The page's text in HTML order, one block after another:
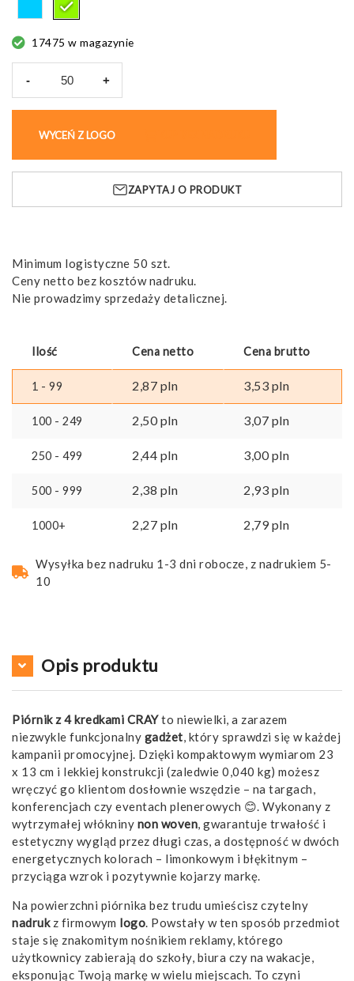
17475 w magazynie
-
kredkami
CRAY
+
WYCEŃ Z LOGO
ZAPYTAJ O PRODUKT
Minimum logistyczne 50 szt.
Ceny netto bez kosztów nadruku.
Nie prowadzimy sprzedaży detalicznej.
Ilość Cena netto Cena brutto
1 - 99 2,87 pln 3,53 pln
100 - 249 2,50pln 3,07 pln
250 - 499 2,44 pln 3,00pln
500 - 999 2,38 pln 2,93 pln
1000+ 2,27 pln 2,79pln
Wysyłka bez nadruku 1-3 dni robocze, z nadrukiem 5-
10
Opis produktu
Piórnik z 4 kredkami CRAYto niewielki, a zarazem
niezwykle funkcjonalny gadżet, który sprawdzi się w każdej
kampanii promocyjnej. Dzięki kompaktowym wymiarom 23
x 13 cm i lekkiej konstrukcji (zaledwie 0,040 kg) możesz
wręczyć go klientom dosłownie wszędzie – na targach,
konferencjach czy eventach plenerowych 😊. Wykonany z
wytrzymałej włókniny non woven, gwarantuje trwałość i
estetyczny wygląd przez długi czas, a dostępność w dwóch
energetycznych kolorach – limonkowym i błękitnym –
przyciąga wzrok i pozytywnie kojarzy markę.
Na powierzchni piórnika bez trudu umieścisz czytelny
nadrukz firmowym logo. Powstały w ten sposób przedmiot
staje się znakomitym nośnikiem reklamy, którego
użytkownicy zabierają do szkoły, biura czy na wakacje,
eksponując Twoją markę w wielu miejscach. To czyni